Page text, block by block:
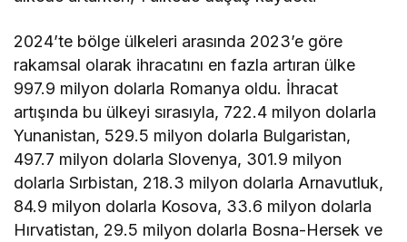
2024’te bölge ülkeleri arasında 2023’e göre
rakamsal olarak ihracatını en fazla artıran ülke
997.9 milyon dolarla Romanya oldu. İhracat
artışında bu ülkeyi sırasıyla, 722.4 milyon dolarla
Yunanistan, 529.5 milyon dolarla Bulgaristan,
497.7 milyon dolarla Slovenya, 301.9 milyon
dolarla Sırbistan, 218.3 milyon dolarla Arnavutluk,
84.9 milyon dolarla Kosova, 33.6 milyon dolarla
Hırvatistan, 29.5 milyon dolarla Bosna-Hersek ve